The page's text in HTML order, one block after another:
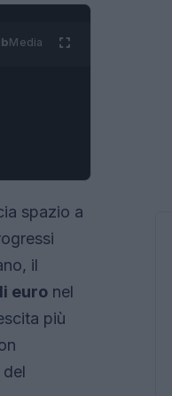
Media
spazio a
il
euro nel
più